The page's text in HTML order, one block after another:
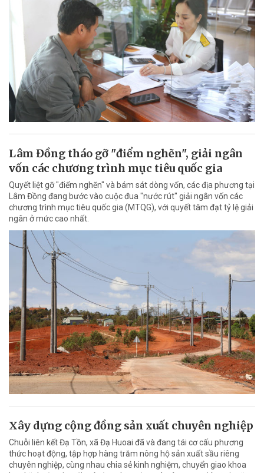
Lâm Đồng tháo gỡ "điểm nghẽn", giải ngân
vốn các chương trình mục tiêu quốc gia
Quyết liệt gỡ "điểm nghẽn" và bám sát dòng vốn, các địa phương tại
Lâm Đồng đang bước vào cuộc đua "nước rút" giải ngân vốn các
chương trình mục tiêu quốc gia (MTQG), với quyết tâm đạt tỷ lệ giải
ngân ở mức cao nhất.
Xây dựng cộng đồng sản xuất chuyên nghiệp
Chuỗi liên kết Đạ Tồn, xã Đạ Huoai đã và đang tái cơ cấu phương
thức hoạt động, tập hợp hàng trăm nông hộ sản xuất sầu riêng
chuyên nghiệp, cùng nhau chia sẻ kinh nghiệm, chuyển giao khoa